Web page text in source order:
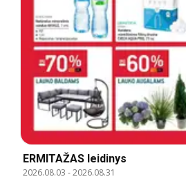
ERMITAŽAS leidinys
2026.08.03 -2026.08.31